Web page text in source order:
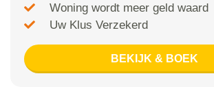
Woning wordt meer geld waard
Uw Klus Verzekerd
BEKIJK & BOEK